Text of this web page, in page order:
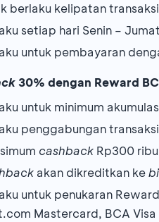
berlaku kelipatan
setiap hari Senin –
untuk pembayaran
30% dengan Reward
untuk minimum
penggabungan
cashback Rp300
akan dikreditkan ke
untuk penukaran
Mastercard, BCA Visa